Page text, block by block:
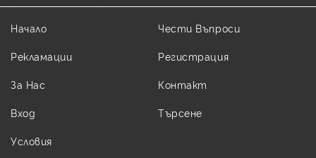
Начало
Рекламации
За Нас
Вход
Чести Въпроси
Регистрация
Контакт
Търсене
Условия